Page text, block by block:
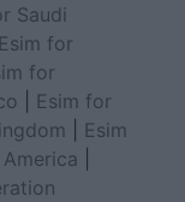
Saudi
Esim for
for
Esim for
Esim